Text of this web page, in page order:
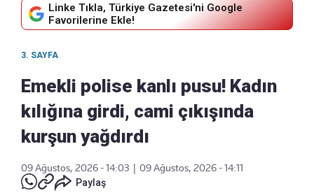
Linke Tıkla, Türkiye Gazetesi'ni Google
Favorilerine Ekle!
3. SAYFA
Emekli polise kanlı pusu! Kadın
kılığına girdi, cami çıkışında
kurşun yağdırdı
09 Ağustos, 2026 - 14:03
09 Ağustos, 2026 - 14:11
Paylaş